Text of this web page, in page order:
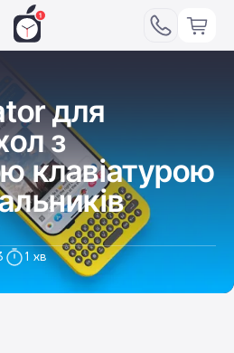
для
з
клавіатурою
1 хв